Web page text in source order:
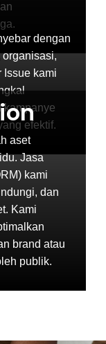
dengan
organisasi,
Issue kami
kampanye
efektif.
aset
Jasa
kami
dan
Kami
brand atau
publik.